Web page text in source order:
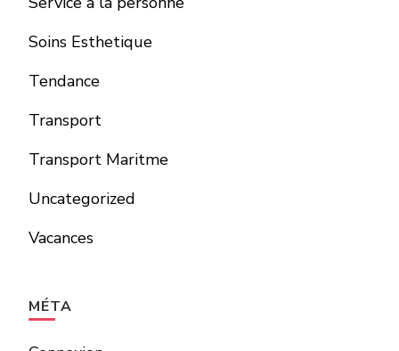
Soins Esthetique
Tendance
Transport
Transport Maritme
Uncategorized
Vacances
MÉTA